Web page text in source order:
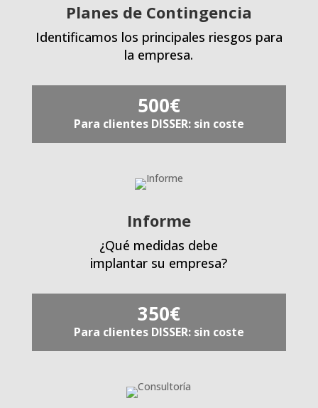
Planes de Contingencia
Identificamos los principales riesgos para
la empresa.
500€
Para clientes DISSER: sin coste
Informe
¿Qué medidas debe
implantar su empresa?
350€
Para clientes DISSER: sin coste